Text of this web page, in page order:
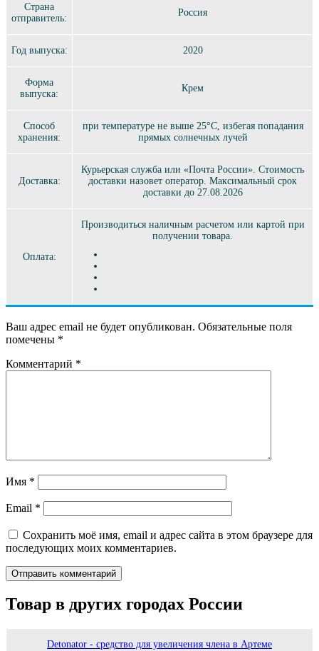
Страна
отправитель:
Россия
Год выпуска: 2020
Форма
выпуска:
Крем
Способ
хранения:
при температуре не выше 25°C, избегая попадания
прямых солнечных лучей
Доставка:
Курьерская служба или «Почта России». Стоимость
доставки назовет оператор. Максимальный срок
доставки до 27.08.2026
Оплата:
Производиться наличным расчетом или картой при
получении товара.
Ваш адрес email не будет опубликован. Обязательные поля
помечены *
Комментарий *
Имя *
Email *
Сохранить моё имя, email и адрес сайта в этом браузере для
последующих моих комментариев.
Товар в других городах России
Detonator - средство для увеличения члена в Артеме